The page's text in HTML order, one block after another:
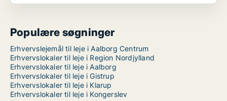
Populære søgninger
Erhvervslejemål til leje i Aalborg Centrum
Erhvervslokaler til leje i Region Nordjylland
Erhvervslokaler til leje i Aalborg
Erhvervslokaler til leje i Gistrup
Erhvervslokaler til leje i Klarup
Erhvervslokaler til leje i Kongerslev